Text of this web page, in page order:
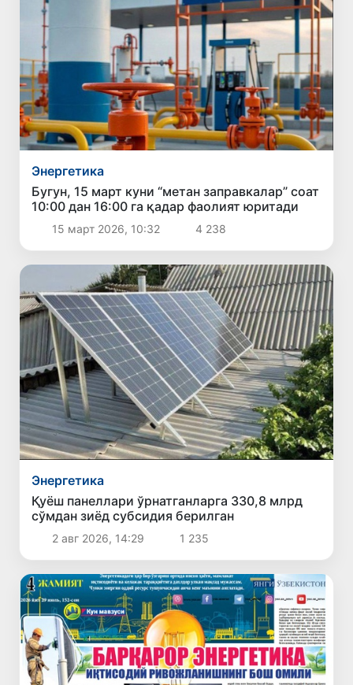
Энергетика
Бугун, 15 март куни “метан заправкалар” соат
10:00 дан 16:00 га қадар фаолият юритади
15 март 2026, 10:32 4 238
Энергетика
Қуёш панеллари ўрнатганларга 330,8 млрд
сўмдан зиёд субсидия берилган
2 авг 2026, 14:29 1 235